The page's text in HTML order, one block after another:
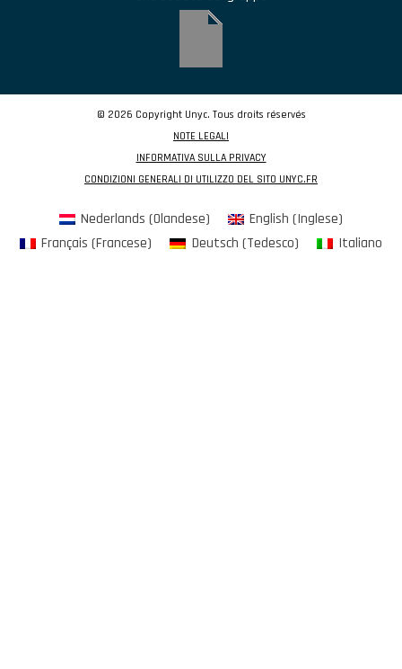
© 2026 Copyright Unyc. Tous droits réservés
NOTE LEGALI
INFORMATIVA SULLA PRIVACY
CONDIZIONI GENERALI DI UTILIZZO DEL SITO UNYC.FR
Nederlands (Olandese) English (Inglese)
Français (Francese) Deutsch (Tedesco) Italiano